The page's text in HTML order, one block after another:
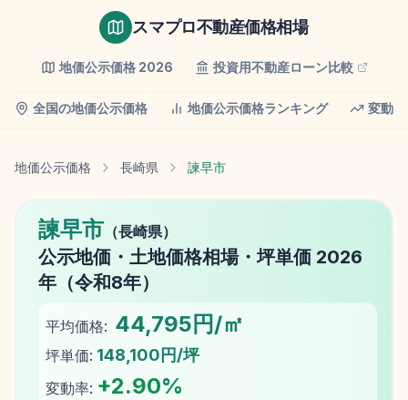
スマプロ不動産価格相場
地価公示価格 2026 投資用不動産ローン比較
全国の地価公示価格 地価公示価格ランキング 変動
地価公示価格 長崎県 諫早市
諫早市 （長崎県）
公示地価 ・土地価格相場・坪単価 2026
年（令和8年）
平均価格: 44,795円/㎡
坪単価: 148,100円/坪
変動率: +2.90%